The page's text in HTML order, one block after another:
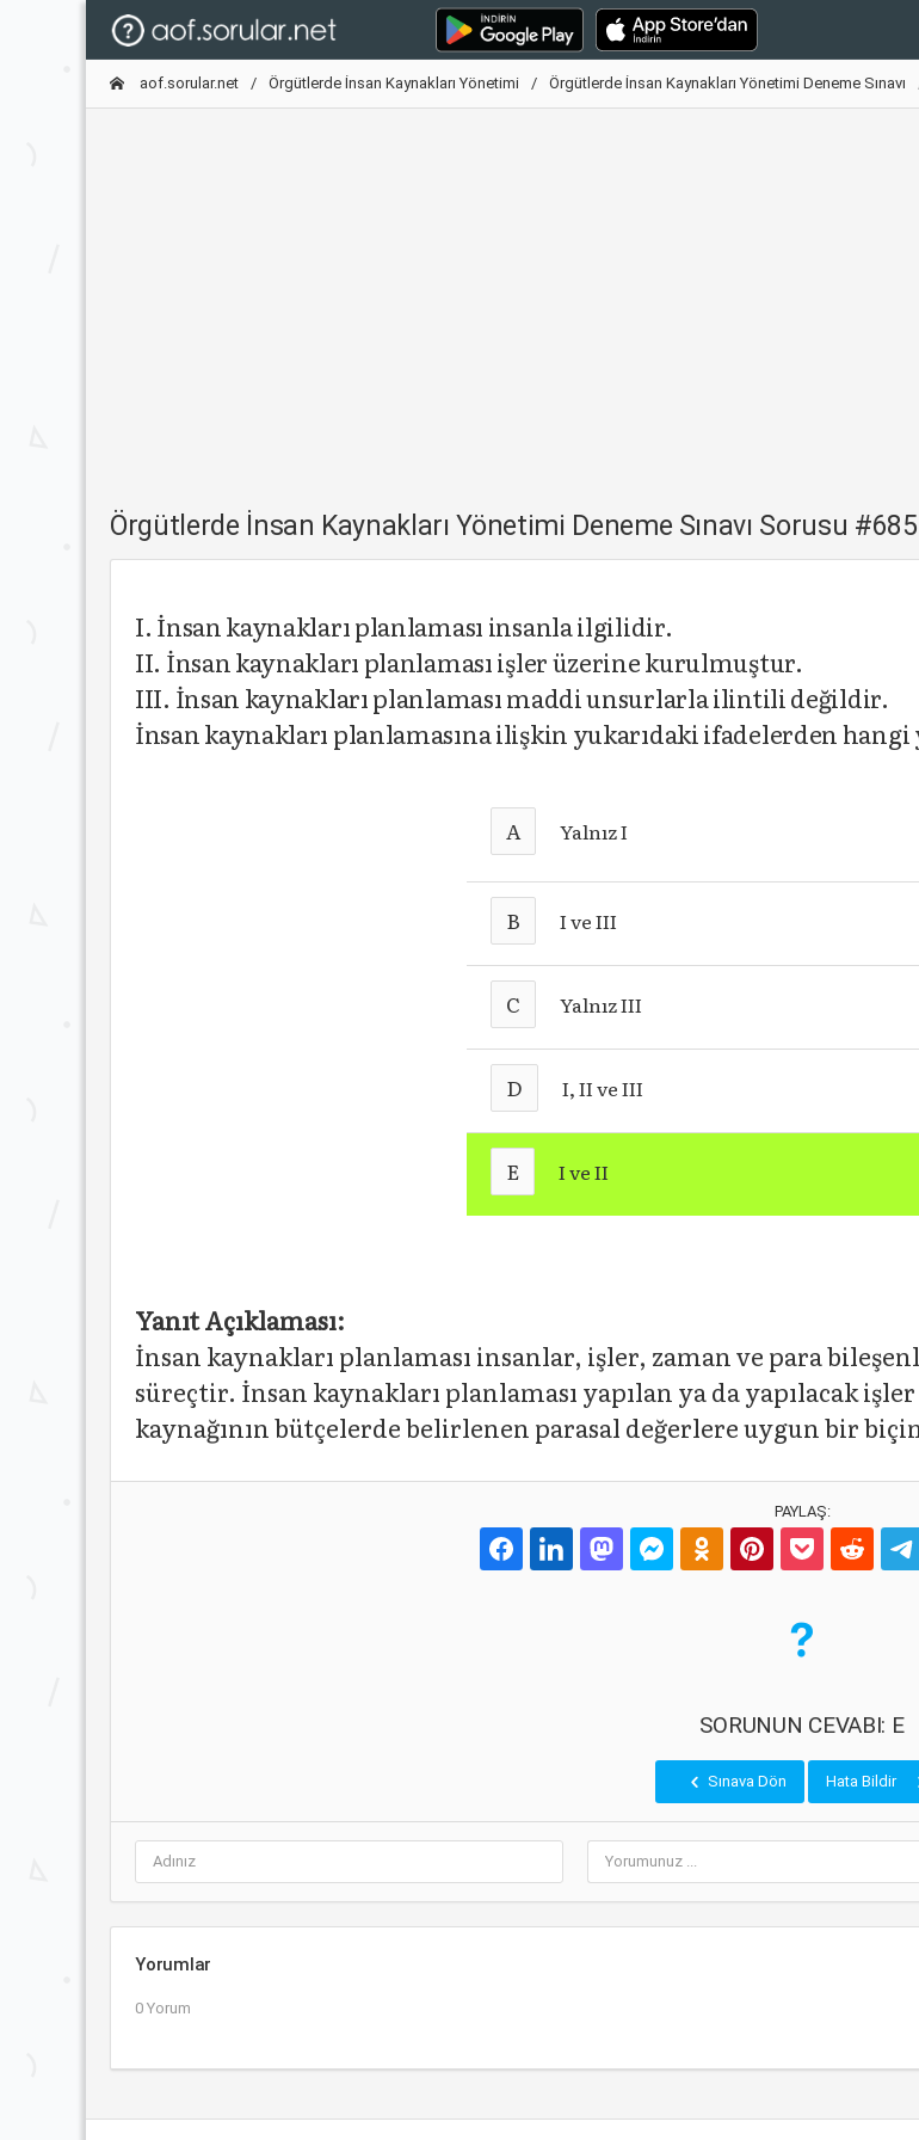
aof.sorular.net Örgütlerde İnsan Kaynakları Yönetimi Örgütlerde İnsan Kaynakları Yönetimi Deneme Sınavı
Örgütlerde İnsan Kaynakları Yönetimi Deneme Sınavı Sorusu
I. İnsan kaynakları planlaması insanla ilgilidir.
II. İnsan kaynakları planlaması işler üzerine kurulmuştur.
III. İnsan kaynakları planlaması maddi unsurlarla ilintili değildir.
İnsan kaynakları planlamasına ilişkin yukarıdaki ifadelerden
A Yalnız I
B I ve III
C Yalnız III
D I, II ve III
E I ve II
Yanıt Açıklaması:
İnsan kaynakları planlaması insanlar, işler, zaman ve para
süreçtir. İnsan kaynakları planlaması yapılan ya da yapılacak
kaynağının bütçelerde belirlenen parasal değerlere uygun bir
PAYLAŞ:
SORUNUN CEVABI: E
Sınava Dön Hata Bildir
Yorumlar
0 Yorum